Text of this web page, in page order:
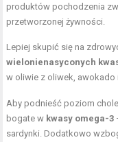
produktów pochodzenia
przetworzonej żywności.
Lepiej skupić się na
wielonienasyconych
w oliwie z oliwek, awokado
Aby podnieść poziom
bogate w kwasy omega-3
sardynki. Dodatkowo